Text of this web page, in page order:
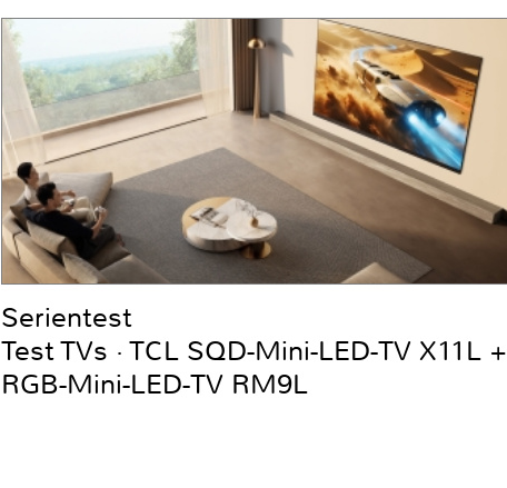
Serientest
Test TVs · TCL SQD-Mini-LED-TV X11L +
RGB-Mini-LED-TV RM9L